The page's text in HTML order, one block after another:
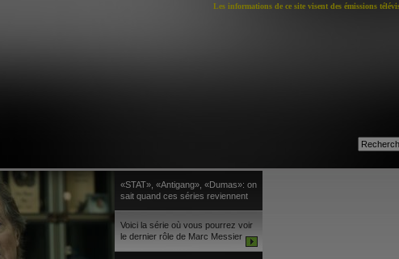
Les informations de ce site visent des émissions
«STAT», «Antigang», «Dumas»: on
sait quand ces séries reviennent
Voici la série où vous pourrez voir
le dernier rôle de Marc Messier